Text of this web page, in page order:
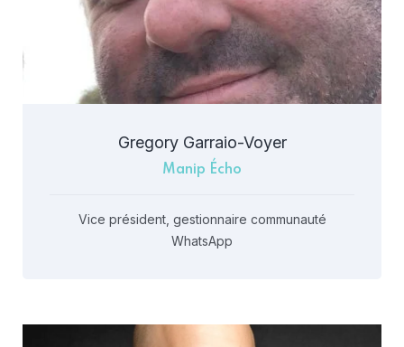
Gregory Garraio-Voyer
Manip Écho
Vice président, gestionnaire communauté
WhatsApp